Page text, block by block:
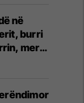
në
burri
merr
gruan e